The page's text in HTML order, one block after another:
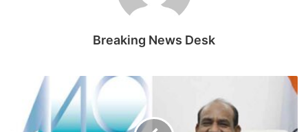
Breaking News Desk